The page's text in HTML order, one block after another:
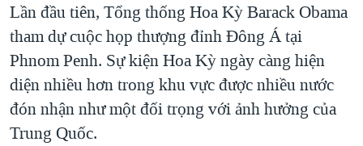
Lần đầu tiên, Tổng thống Hoa Kỳ Barack Obama
tham dự cuộc họp thượng đỉnh Ðông Á tại
Phnom Penh. Sự kiện Hoa Kỳ ngày càng hiện
diện nhiều hơn trong khu vực được nhiều nước
đón nhận như một đối trọng với ảnh hưởng của
Trung Quốc.